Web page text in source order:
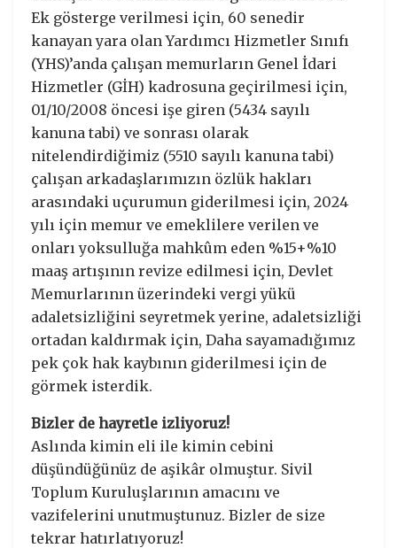
Ek gösterge verilmesi için, 60 senedir
kanayan yara olan Yardımcı Hizmetler Sınıfı
(YHS)’anda çalışan memurların Genel İdari
Hizmetler (GİH) kadrosuna geçirilmesi için,
01/10/2008 öncesi işe giren (5434 sayılı
kanuna tabi) ve sonrası olarak
nitelendirdiğimiz (5510 sayılı kanuna tabi)
çalışan arkadaşlarımızın özlük hakları
arasındaki uçurumun giderilmesi için, 2024
yılı için memur ve emeklilere verilen ve
onları yoksulluğa mahkûm eden %15+%10
maaş artışının revize edilmesi için, Devlet
Memurlarının üzerindeki vergi yükü
adaletsizliğini seyretmek yerine, adaletsizliği
ortadan kaldırmak için, Daha sayamadığımız
pek çok hak kaybının giderilmesi için de
görmek isterdik.
Bizler de hayretle izliyoruz!
Aslında kimin eli ile kimin cebini
düşündüğünüz de aşikâr olmuştur. Sivil
Toplum Kuruluşlarının amacını ve
vazifelerini unutmuştunuz. Bizler de size
tekrar hatırlatıyoruz!